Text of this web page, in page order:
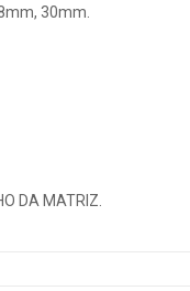
30mm.
DA MATRIZ.